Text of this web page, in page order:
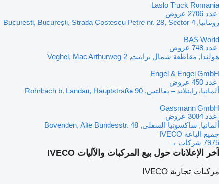
Laslo Truck Romania
‏ عدد 2706 عروض
رومانيا, Bucuresti, București, Strada Costescu Petre nr. 28, Sector 4
BAS World
‏ عدد 748 عروض
هولندا, مقاطعة شمال برابنت, Veghel, Mac Arthurweg 2
Engel & Engel GmbH
‏ عدد 450 عروض
ألمانيا, راينلاند – بفالتس, Rohrbach b. Landau, Hauptstraße 90
Gassmann GmbH
‏ عدد 3084 عروض
ألمانيا, ساكسونيا السفلى, Bovenden, Alte Bundesstr. 48
جميع الباعة IVECO
7975 شركات →
آخر الإعلانات حول بيع المركبات والآليات IVECO
مركبات تجارية IVECO